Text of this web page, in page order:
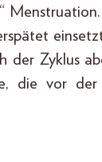
der Zyklus
die vor der